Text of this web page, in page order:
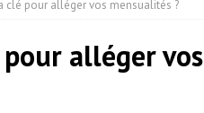
clé pour alléger vos mensualités ?
alléger vos